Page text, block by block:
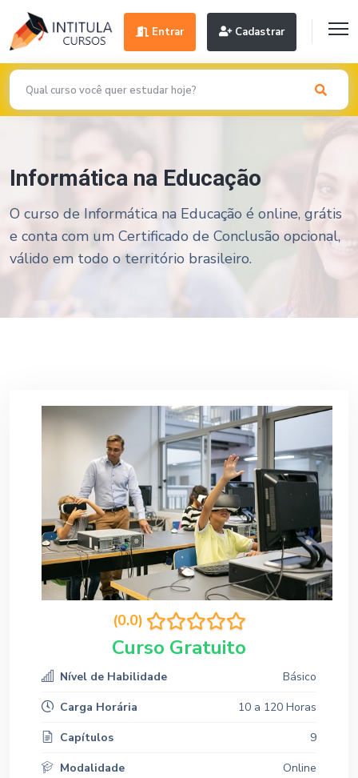
Entrar Cadastrar
Informática na Educação
O curso de Informática na Educação é online, grátis
e conta com um Certificado de Conclusão opcional,
válido em todo o território brasileiro.
(0.0)
Curso Gratuito
Nível de Habilidade
Básico
Carga Horária
10 a 120 Horas
Capítulos
9
Modalidade
Online